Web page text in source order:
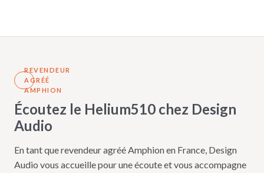
REVENDEUR
AGRÉÉ
AMPHION
Écoutez le Helium510 chez Design
Audio
En tant que revendeur agréé Amphion en France, Design
Audio vous accueille pour une écoute et vous accompagne